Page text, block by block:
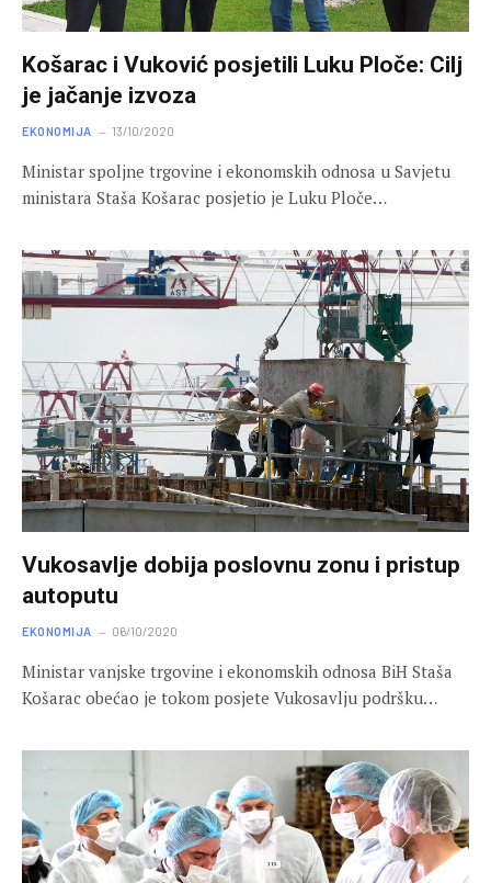
Košarac i Vuković posjetili Luku Ploče: Cilj
je jačanje izvoza
EKONOMIJA 13/10/2020
Ministar spoljne trgovine i ekonomskih odnosa u Savjetu
ministara Staša Košarac posjetio je Luku Ploče…
Vukosavlje dobija poslovnu zonu i pristup
autoputu
EKONOMIJA 06/10/2020
Ministar vanjske trgovine i ekonomskih odnosa BiH Staša
Košarac obećao je tokom posjete Vukosavlju podršku…